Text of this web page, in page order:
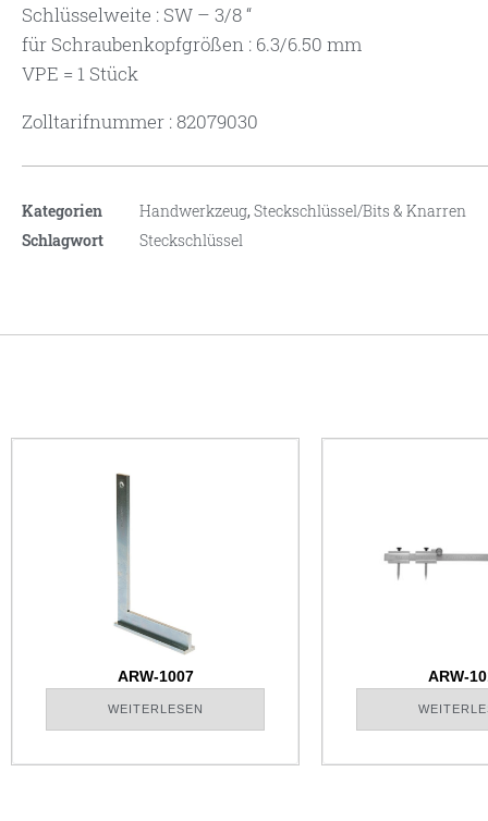
Schlüsselweite : SW – 3/8 “
für Schraubenkopfgrößen : 6.3/6.50 mm
VPE = 1 Stück
Zolltarifnummer : 82079030
Kategorien Handwerkzeug,Steckschlüssel/Bits & Knarren
Schlagwort
Steckschlüssel
ARW-1007
WEITERLESEN
ARW-